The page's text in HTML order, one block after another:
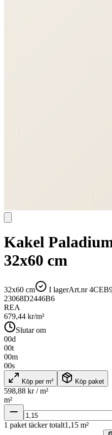
Kakel
32x60 cm
32x60 cm I lagerArt.nr
23068D2446B6
REA
679,44 kr/m²
Slutar om
00d
00t
00m
00s
Köp per m² Köp paket
598,88 kr / m²
m²
1 paket täcker totalt1,15 m²